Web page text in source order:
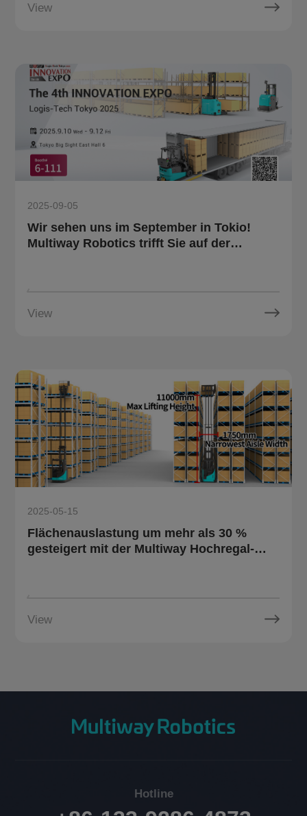
View
2025-09-05
Wir sehen uns im September in Tokio!
Multiway Robotics trifft Sie auf der
View
2025-05-15
Flächenauslastung um mehr als 30 %
gesteigert mit der Multiway Hochregal-
View
Hotline